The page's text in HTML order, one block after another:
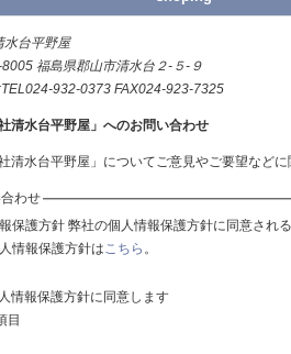
水台平野屋
福島県郡山市清水台２-５-９
932-0373 FAX024-923-7325
社清水台平野屋」へのお問い合わせ
社清水台平野屋」についてご意見やご要望など
わせ
に同意される場合はチェックボックスをクリックしてくださ
情報保護方針はこちら 。
情報保護方針に同意します
目